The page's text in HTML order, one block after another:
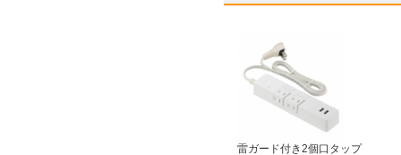
雷ガード付き2個口タップ